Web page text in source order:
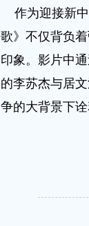
作为迎接新
歌》不仅背负
印象。影片中
的李苏杰与居
争的大背景下